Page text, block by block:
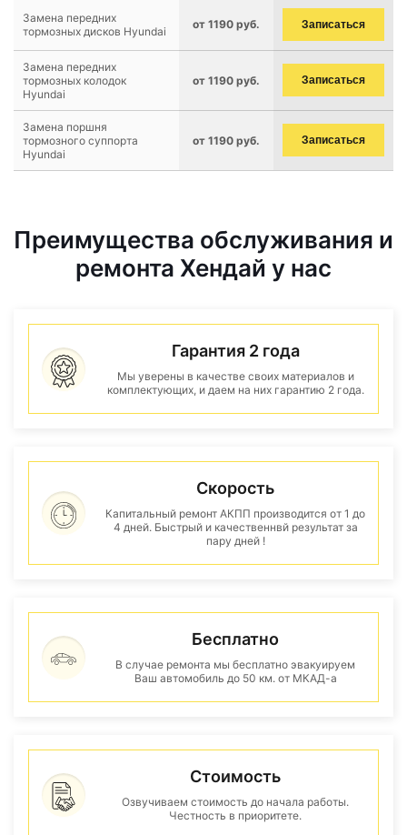
Замена передних
тормозных дисков Hyundai
от 1190 руб. Записаться
Замена передних
тормозных колодок
Hyundai
от 1190 руб. Записаться
Замена поршня
тормозного суппорта
Hyundai
от 1190 руб. Записаться
Преимущества обслуживания и
ремонта Хендай у нас
Гарантия 2 года
Мы уверены в качестве своих материалов и
комплектующих, и даем на них гарантию 2 года.
Скорость
Капитальный ремонт АКПП производится от 1 до
4 дней. Быстрый и качественнвй результат за
пару дней !
Бесплатно
В случае ремонта мы бесплатно эвакуируем
Ваш автомобиль до 50 км. от МКАД-а
Стоимость
Озвучиваем стоимость до начала работы.
Честность в приоритете.